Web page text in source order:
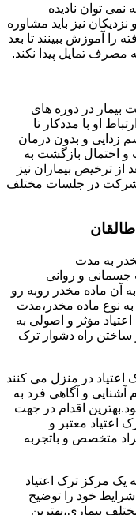
نمی توان نادیده
نیز باید مشاوره
را آموزش ببینند تا بعد
مصرف تمایل پیدا نکند.
بیمار در دوره های
او با مددکار تا
سم زدایی و بدون درمان
و احتمال بازگشت به
از ترخیص بیماران نیز
شرکت در جلسات مختلف
به مدت
و روانی
آن ماده مخدر روبه رو
نوع ماده مخدر،مدت
مؤثر و اصولی به
ساختن راه دشوار ترک
در منزل می کنند
آشنایی و آگاهی فرد به
اقدام در جهت
اعتیاد معتبر و
متخصص و باتجربه
یک مرکز ترک اعتیاد
خود را توضیح
بیماری،بهترین